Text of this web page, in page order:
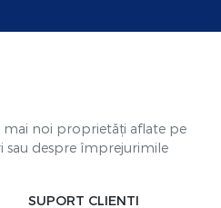
mai noi proprietăți aflate pe
sau despre împrejurimile
SUPORT CLIENTI